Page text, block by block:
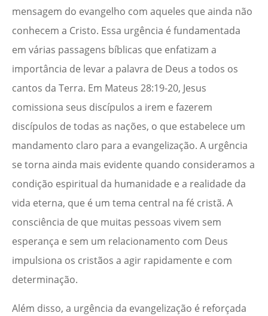
mensagem do evangelho com aqueles que ainda não
conhecem a Cristo. Essa urgência é fundamentada
em várias passagens bíblicas que enfatizam a
importância de levar a palavra de Deus a todos os
cantos da Terra. Em Mateus 28:19-20, Jesus
comissiona seus discípulos a irem e fazerem
discípulos de todas as nações, o que estabelece um
mandamento claro para a evangelização. A urgência
se torna ainda mais evidente quando consideramos a
condição espiritual da humanidade e a realidade da
vida eterna, que é um tema central na fé cristã. A
consciência de que muitas pessoas vivem sem
esperança e sem um relacionamento com Deus
impulsiona os cristãos a agir rapidamente e com
determinação.
Além disso, a urgência da evangelização é reforçada